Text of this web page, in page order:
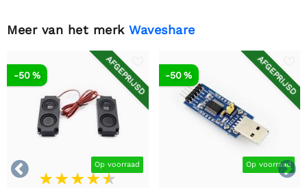
Meer van het merk Waveshare


AFGEPRIJSD
Op voorraad
-50 % AFGEPRIJSD
Op voorraad
-50 %